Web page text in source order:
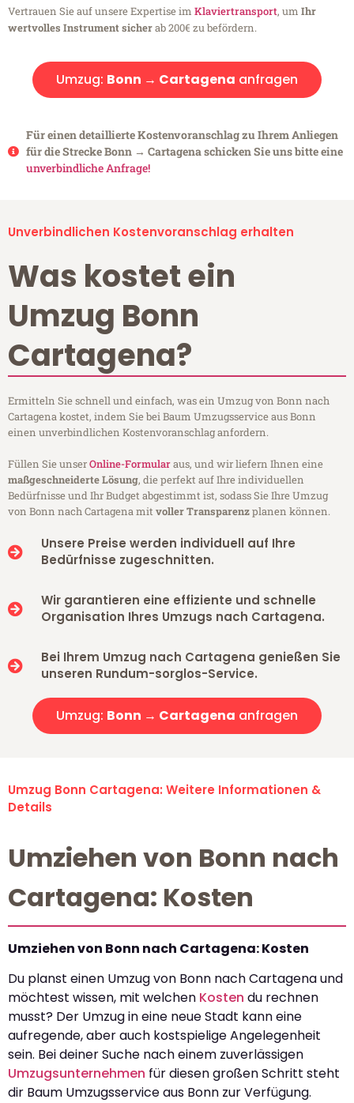
Vertrauen Sie auf unsere Expertise im Klaviertransport, um Ihr
wertvolles Instrument sicherab 200€ zu befördern.
Umzug: Bonn → Cartagena anfragen
Für einen detaillierte Kostenvoranschlag zu Ihrem Anliegen
für die Strecke Bonn → Cartagena schicken Sie uns bitte eine
unverbindliche Anfrage!
Unverbindlichen Kostenvoranschlag erhalten
Was kostet ein
Umzug Bonn
Cartagena?
Ermitteln Sie schnell und einfach, was ein Umzug von Bonn nach
Cartagena kostet, indem Sie bei Baum Umzugsservice aus Bonn
einen unverbindlichen Kostenvoranschlag anfordern.
Füllen Sie unserOnline-Formularaus, und wir liefern Ihnen eine
maßgeschneiderte Lösung, die perfekt auf Ihre individuellen
Bedürfnisse und Ihr Budget abgestimmt ist, sodass Sie Ihre Umzug
von Bonn nach Cartagena mitvoller Transparenzplanen können.
Unsere Preise werden individuell auf Ihre
Bedürfnisse zugeschnitten.
Wir garantieren eine effiziente und schnelle
Organisation Ihres Umzugs nach Cartagena.
Bei Ihrem Umzug nach Cartagena genießen Sie
unseren Rundum-sorglos-Service.
Umzug: Bonn → Cartagena anfragen
Umzug Bonn Cartagena: Weitere Informationen &
Details
Umziehen von Bonn nach
Cartagena: Kosten
Umziehen von Bonn nach Cartagena: Kosten
Du planst einen Umzug von Bonn nach Cartagena und
möchtest wissen, mit welchen Kosten du rechnen
musst? Der Umzug in eine neue Stadt kann eine
aufregende, aber auch kostspielige Angelegenheit
sein. Bei deiner Suche nach einem zuverlässigen
Umzugsunternehmen für diesen großen Schritt steht
dir Baum Umzugsservice aus Bonn zur Verfügung.